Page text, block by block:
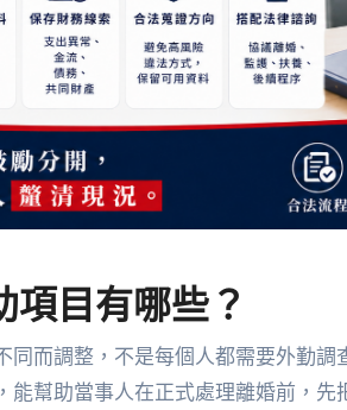
項目有哪些？
同而調整，不是每個人都需要外勤調
能幫助當事人在正式處理離婚前，先